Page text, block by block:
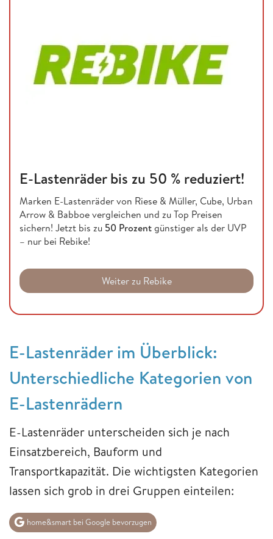
E-Lastenräder bis zu 50 % reduziert!
Marken E-Lastenräder von Riese & Müller, Cube, Urban
Arrow & Babboe vergleichen und zu Top Preisen
sichern! Jetzt bis zu 50 Prozentgünstiger als der UVP
– nur bei Rebike!
Weiter zu Rebike
E-Lastenräder im Überblick:
Unterschiedliche Kategorien von
E-Lastenrädern
E-Lastenräder unterscheiden sich je nach
Einsatzbereich, Bauform und
Transportkapazität. Die wichtigsten Kategorien
lassen sich grob in drei Gruppen einteilen:
home&smart bei Google bevorzugen